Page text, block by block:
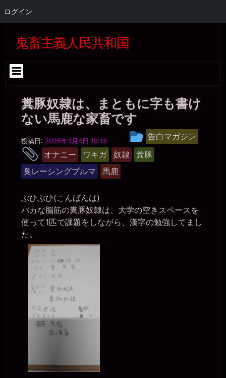
ログイン
ン
テ
ス
ッ
プ
鬼畜主義人民共和国
糞豚奴隷は、まともに字も書け
ない馬鹿な家畜です
投稿日: 2025年3月4日 19:15
奴
隷
ア
ス
リ
き
投
稿
グ
告白マガジン
タ
グ
オナニー ワキガ 奴隷
糞豚
臭レーシングブルマ
馬鹿
ぶひぶひ(こんばんは)
バカな脳筋の糞豚奴隷は、大学の空きスペースを
使って1匹で課題をしながら、漢字の勉強してまし
た。